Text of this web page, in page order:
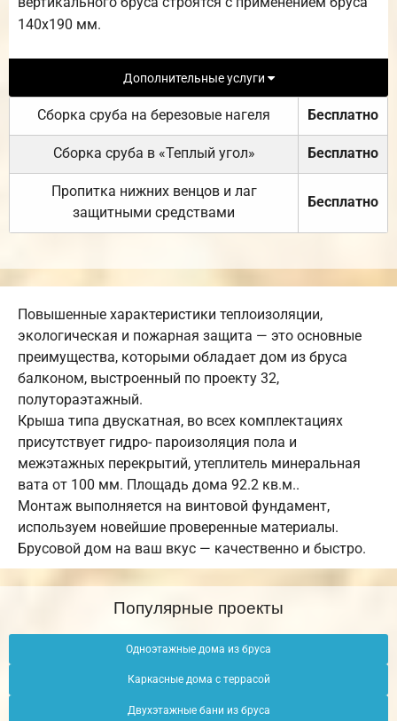
140х190 мм.
Дополнительные услуги
Сборка сруба на березовые нагеля Бесплатно
Сборка сруба в «Теплый угол» Бесплатно
Пропитка нижних венцов и лаг
защитными средствами
Бесплатно
Повышенные характеристики теплоизоляции,
экологическая и пожарная защита — это основные
преимущества, которыми обладает дом из бруса
балконом, выстроенный по проекту 32,
полутораэтажный.
Крыша типа двускатная, во всех комплектациях
присутствует гидро- пароизоляция пола и
межэтажных перекрытий, утеплитель минеральная
вата от 100 мм. Площадь дома 92.2 кв.м..
Монтаж выполняется на винтовой фундамент,
используем новейшие проверенные материалы.
Брусовой дом на ваш вкус — качественно и быстро.
Популярные проекты
Одноэтажные дома из бруса
Каркасные дома с террасой
Двухэтажные бани из бруса